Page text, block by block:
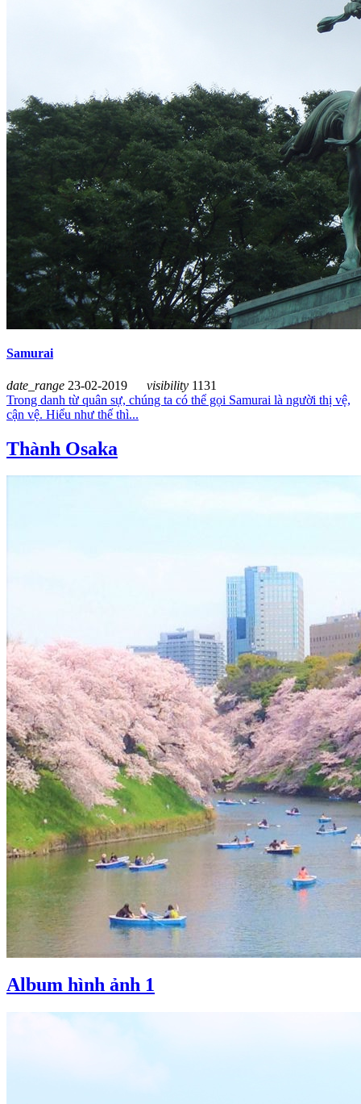
Samurai
date_range 23-02-2019 visibility 1131
Trong danh từ quân sự, chúng ta có thể gọi Samurai là người thị vệ,
cận vệ. Hiểu như thế thì...
Thành Osaka
Album hình ảnh 1